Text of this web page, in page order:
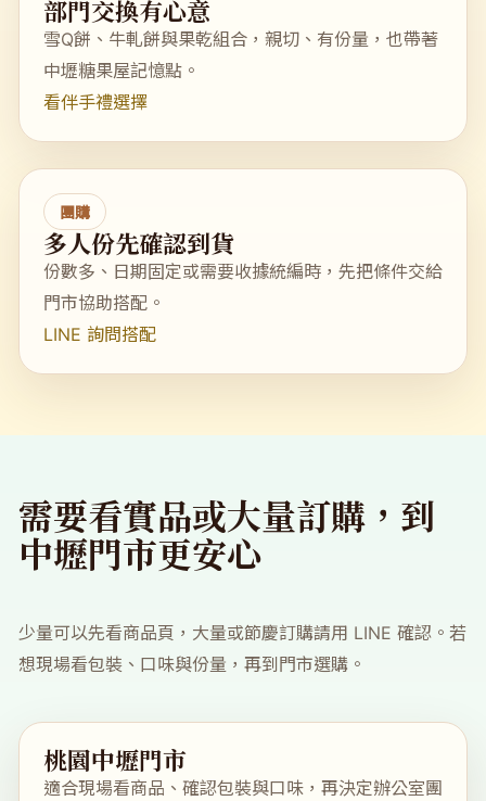
部門交換有心意
雪Q餅、牛軋餅與果乾組合，親切、有份量，也帶著
中壢糖果屋記憶點。
看伴手禮選擇
團購
多人份先確認到貨
份數多、日期固定或需要收據統編時，先把條件交給
門市協助搭配。
LINE 詢問搭配
需要看實品或大量訂購，到
中壢門市更安心
少量可以先看商品頁，大量或節慶訂購請用 LINE 確認。若
想現場看包裝、口味與份量，再到門市選購。
桃園中壢門市
適合現場看商品、確認包裝與口味，再決定辦公室團